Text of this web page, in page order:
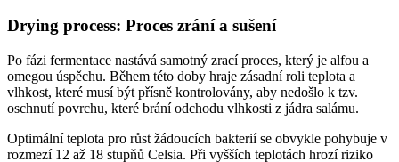
Drying process: Proces zrání a sušení
Po fázi fermentace nastává samotný zrací proces, který je alfou a
omegou úspěchu. Během této doby hraje zásadní roli teplota a
vlhkost, které musí být přísně kontrolovány, aby nedošlo k tzv.
oschnutí povrchu, které brání odchodu vlhkosti z jádra salámu.
Optimální teplota pro růst žádoucích bakterií se obvykle pohybuje v
rozmezí 12 až 18 stupňů Celsia. Při vyšších teplotách hrozí riziko